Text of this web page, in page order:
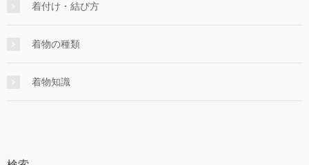
着付け・結び方
着物の種類
着物知識